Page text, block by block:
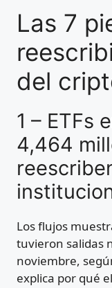
Las 7
del
1 – ETFs
4,464
Los flujos
tuvieron salidas
noviembre,
explica por qué